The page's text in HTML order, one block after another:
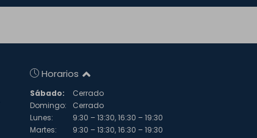
Horarios
Sábado:
Cerrado
Domingo:
Cerrado
Lunes:
9:30 – 13:30, 16:30 – 19:30
Martes:
9:30 – 13:30, 16:30 – 19:30